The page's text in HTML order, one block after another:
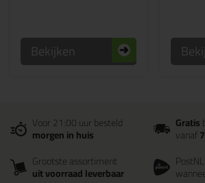
Bekijken
Voor 21:00 uur besteld
morgen in huis
Gratis
vanaf
Grootste assortiment
uit voorraad leverbaar